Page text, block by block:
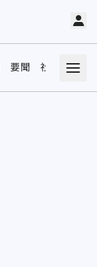
要聞 社會 娛樂